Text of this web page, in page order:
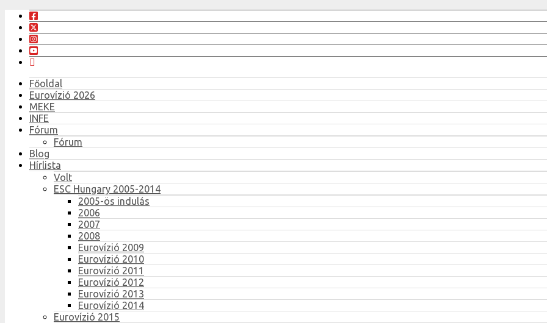
Főoldal
Eurovízió 2026
MEKE
INFE
Fórum
Fórum
Blog
Hírlista
Volt
ESC Hungary 2005-2014
2005-ös indulás
2006
2007
2008
Eurovízió 2009
Eurovízió 2010
Eurovízió 2011
Eurovízió 2012
Eurovízió 2013
Eurovízió 2014
Eurovízió 2015